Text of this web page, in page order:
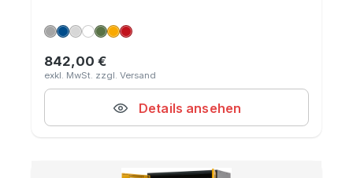
Regulärer Preis:
842,00 €
Details ansehen